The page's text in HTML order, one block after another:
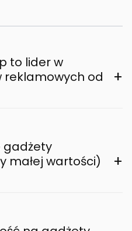
to lider w
reklamowych od
+
gadżety
małej wartości)
+